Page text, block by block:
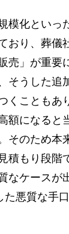
模化といっ
おり、葬儀
売」が重要
そうした追
くこともあ
額になると
そのため本
積もり段階
なケースが
た悪質な手